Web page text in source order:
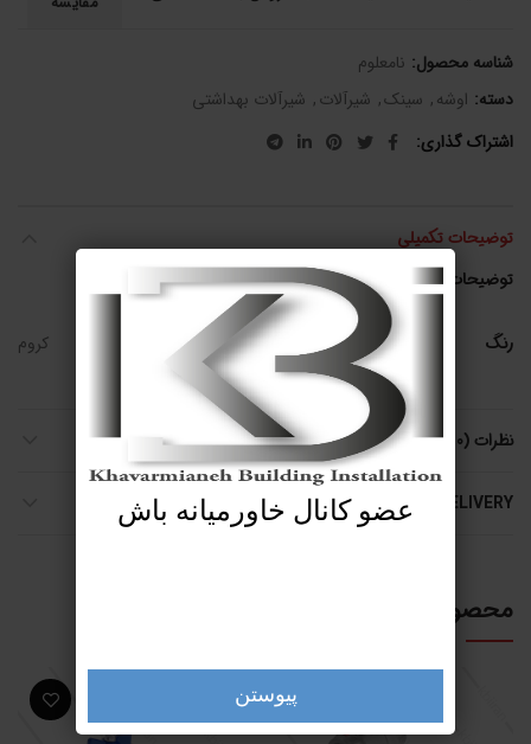
شناسه محصول: نامعلوم
دسته: اوشه, سینک, شیرآلات, شیرآلات بهداشتی
اشتراک گذاری
توضیحات تکمیلی
توضیحات تکمیلی
رنگ کروم
نظرات (0)
SHIPPING & DELIVERY
محصولات مرتبط
عضو کانال خاورمیانه باش
پیوستن